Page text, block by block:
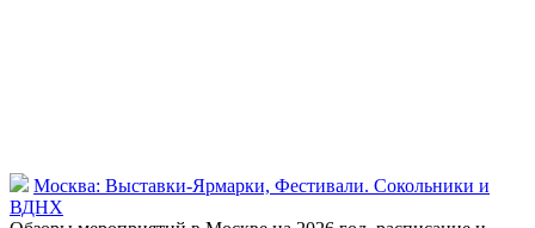
Москва: Выставки-Ярмарки, Фестивали. Сокольники и
ВДНХ